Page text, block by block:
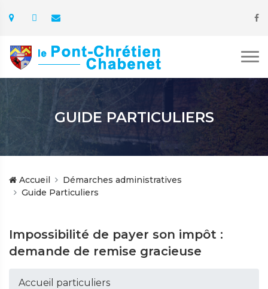
GUIDE PARTICULIERS
Accueil
Démarches administratives
Guide Particuliers
Impossibilité de payer son impôt :
demande de remise gracieuse
Accueil particuliers